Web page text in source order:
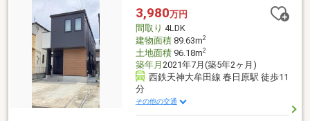
ーパーやホームセンターが1km圏内にあり、お買い物も徒歩圏内
で完備された環境です。・大野東小学校、大野東中学校まで徒歩
15圏内で、お子様の通学も安心です。
3,980万円
間取り 4LDK
建物面積89.63m2
土地面積96.18m2
築年月 2021年7月(築5年2ヶ月)
西鉄天神大牟田線 春日原駅 徒歩11
分
その他の交通